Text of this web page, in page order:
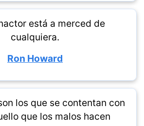
está a merced de
cualquiera.
Ron Howard
los que se contentan con
que los malos hacen